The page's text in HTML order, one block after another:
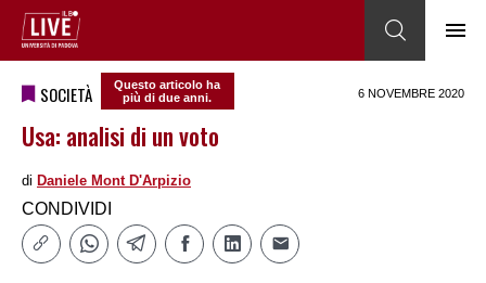
SOCIETÀ
Questo articolo ha
più di due anni.
6 NOVEMBRE 2020
Usa: analisi di un voto
di Daniele Mont D'Arpizio
CONDIVIDI